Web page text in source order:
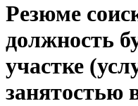
Резюме
должность
участке
занятостью